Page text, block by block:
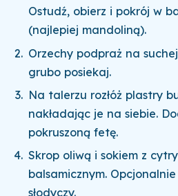
Ostudź, obierz i pokrój w
(najlepiej mandoliną).
Orzechy podpraż na
grubo posiekaj.
Na talerzu rozłóż plastry
nakładając je na siebie.
pokruszoną fetę.
Skrop oliwą i sokiem z
balsamicznym.
słodyczy.